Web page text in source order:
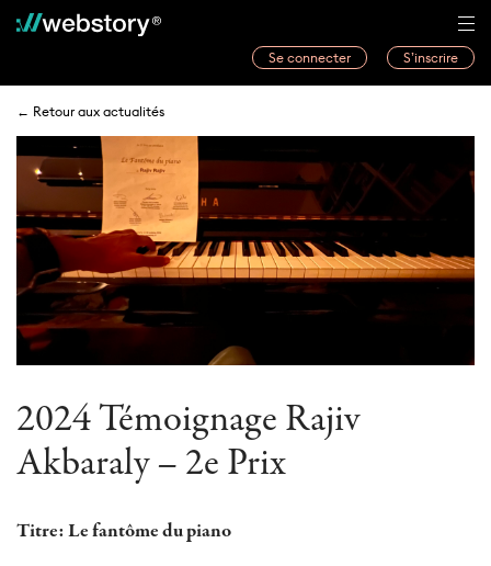
Se connecter S’inscrire
Webwriters
Concours
Actualités
À propos
← Retour aux actualités
2024 Témoignage Rajiv
Akbaraly – 2e Prix
Titre: Le fantôme du piano